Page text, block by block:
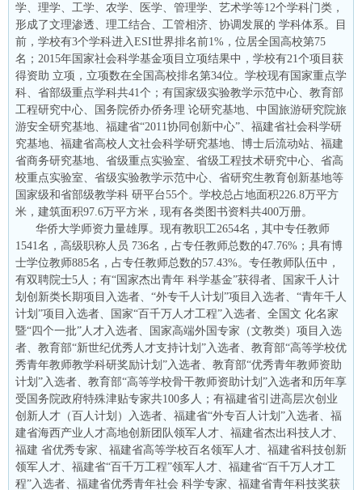
学、理学、工学、农学、医学、管理学、艺术学等12个学科门类，
形成了文理渗透、理工结合、工管相济、协调发展的 学科体系。目
前，学校有3个学科进入ESI世界排名前1%，位居全国高校第75
名；2015年国家社会科学基金项目立项结果中，学校有21个项目获
得资助 立项，立项数在全国高校排名第34位。学校现有国家重点学
科、省部级重点学科共41个；有国家级实验教学示范中心、教育部
工程研究中心、国务院侨办侨务理 论研究基地、中国旅游研究院旅
游安全研究基地、福建省“2011协同创新中心”、福建省社会科学研
究基地、福建省高校人文社会科学研究基地、博士后流动站、福建
省商务研究基地、省级重点实验室、省级工程技术研究中心、省高
校重点实验室、省级实验教学示范中心、省研究生教育创新基地等
国家级和省部级教学科 研平台55个。学校总占地面积226.8万平方
米，建筑面积97.6万平方米，现有各类图书资料共400万册。
华侨大学师资力量雄厚。现有教职工2654名，其中专任教师
1541名，高级职称人员 736名，占专任教师总数的47.76%；具有博
士学位教师885名，占专任教师总数的57.43%。专任教师队伍中，
有双聘院士5人；有“国家杰出青年 科学基金”获得者、国家千人计
划创新类长期项目入选者、“外专千人计划”项目入选者、“青年千人
计划”项目入选者、国家“百千万人才工程”入选者、全国文 化名家
暨“四个一批”人才入选者、国家高端外国专家（文教类）项目入选
者、教育部“新世纪优秀人才支持计划”入选者、教育部“高等学校优
秀青年教师教学科研奖励计划”入选者、教育部“优秀青年教师资助
计划”入选者、教育部“高等学校骨干教师资助计划”入选者和历年享
受国务院政府特殊津贴专家共100多人；有福建省引进高层次创业
创新人才（百人计划）入选者、福建省“外专百人计划”入选者、福
建省海西产业人才高地创新团队领军人才、福建省杰出科技人才、
福建 省优秀专家、福建省高等学校百名领军人才、福建省科技创新
领军人才、福建省“百千万工程”领军人才、福建省“百千万人才工
程”入选者、福建省优秀青年社会 科学专家、福建省青年科技奖获